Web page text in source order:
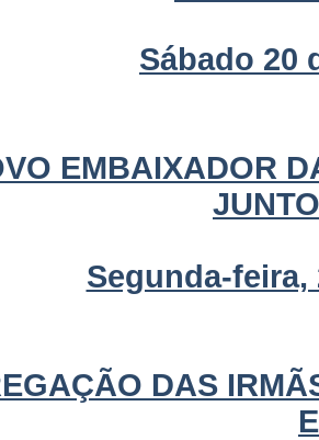
Sábado 20
EMBAIXADOR
Segunda-feira,
DAS